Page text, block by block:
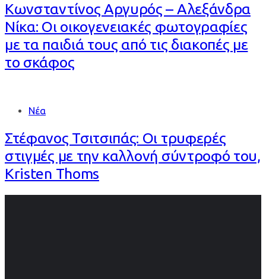
Κωνσταντίνος Αργυρός – Αλεξάνδρα
Νίκα: Οι οικογενειακές φωτογραφίες
με τα παιδιά τους από τις διακοπές με
το σκάφος
Νέα
Στέφανος Τσιτσιπάς: Οι τρυφερές
στιγμές με την καλλονή σύντροφό του,
Kristen Thoms